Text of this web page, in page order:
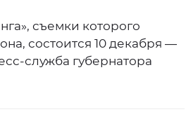
съемки которого
состоится 10 декабря —
служба губернатора